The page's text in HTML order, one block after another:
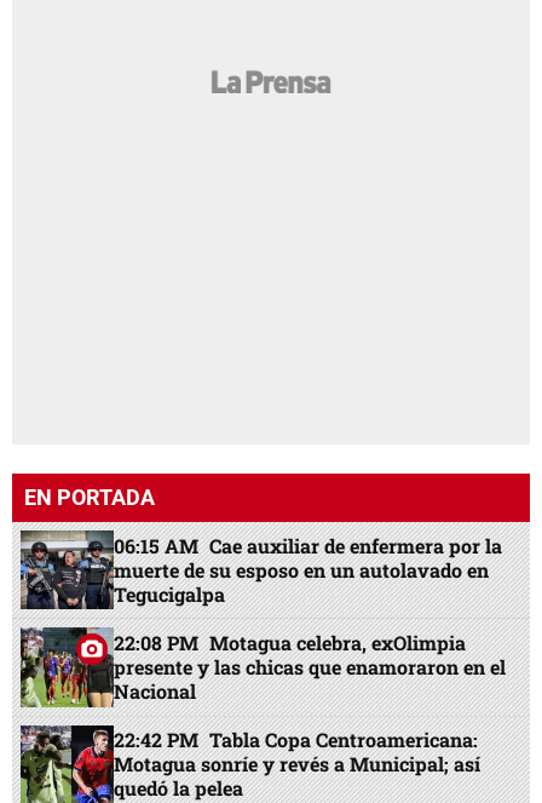
EN PORTADA
06:15 AM Cae auxiliar de enfermera por la
muerte de su esposo en un autolavado en
Tegucigalpa
22:08 PM Motagua celebra, exOlimpia
presente y las chicas que enamoraron en el
Nacional
22:42 PM Tabla Copa Centroamericana:
Motagua sonríe y revés a Municipal; así
quedó la pelea